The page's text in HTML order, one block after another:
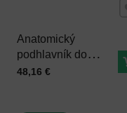
Anatomický
podhlavník do
sauny štvorcový
Cena s DPH
48,16 €